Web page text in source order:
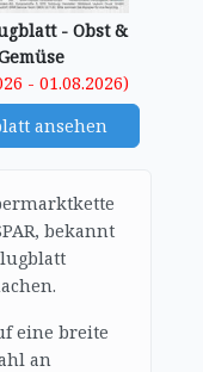
- Obst &
- 01.08.2026)
ansehen
bekannt
eine breite
an